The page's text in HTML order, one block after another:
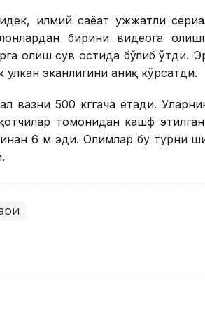
илмий саёҳат ҳужжатли
бирини видеога
олиш сув остида бўлиб ўтди.
улкан эканлигини аниқ кўрсатди.
вазни 500 кггача етади.
томонидан кашф
6 м эди. Олимлар бу турни